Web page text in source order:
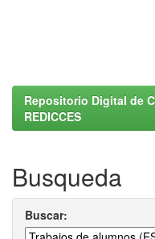
Repositorio Digital de
REDICCES
Busqueda
Buscar: